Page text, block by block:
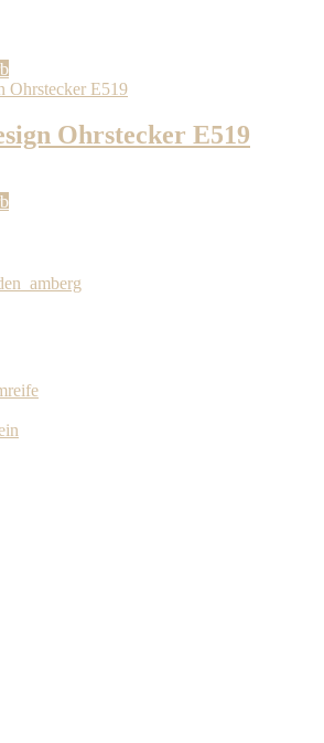
Ohrstecker E519